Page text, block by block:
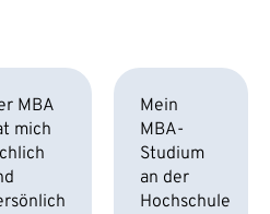
MBA
mich
Mein
MBA-
Studium
an der
Hochschule